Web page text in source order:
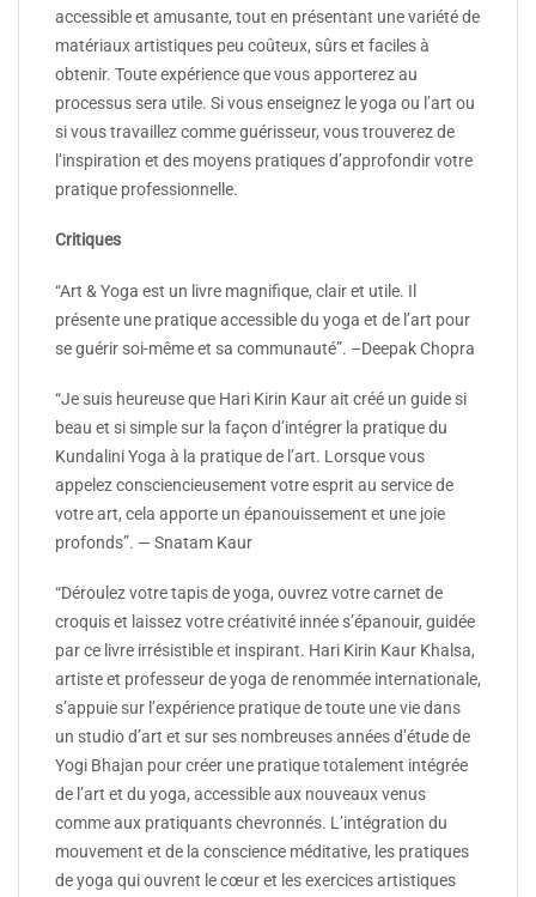
accessible et amusante, tout en présentant une variété de
matériaux artistiques peu coûteux, sûrs et faciles à
obtenir. Toute expérience que vous apporterez au
processus sera utile. Si vous enseignez le yoga ou l’art ou
si vous travaillez comme guérisseur, vous trouverez de
l’inspiration et des moyens pratiques d’approfondir votre
pratique professionnelle.
Critiques
“Art & Yoga est un livre magnifique, clair et utile. Il
présente une pratique accessible du yoga et de l’art pour
se guérir soi-même et sa communauté”. –Deepak Chopra
“Je suis heureuse que Hari Kirin Kaur ait créé un guide si
beau et si simple sur la façon d’intégrer la pratique du
Kundalini Yoga à la pratique de l’art. Lorsque vous
appelez consciencieusement votre esprit au service de
votre art, cela apporte un épanouissement et une joie
profonds”. — Snatam Kaur
“Déroulez votre tapis de yoga, ouvrez votre carnet de
croquis et laissez votre créativité innée s’épanouir, guidée
par ce livre irrésistible et inspirant. Hari Kirin Kaur Khalsa,
artiste et professeur de yoga de renommée internationale,
s’appuie sur l’expérience pratique de toute une vie dans
un studio d’art et sur ses nombreuses années d’étude de
Yogi Bhajan pour créer une pratique totalement intégrée
de l’art et du yoga, accessible aux nouveaux venus
comme aux pratiquants chevronnés. L’intégration du
mouvement et de la conscience méditative, les pratiques
de yoga qui ouvrent le cœur et les exercices artistiques